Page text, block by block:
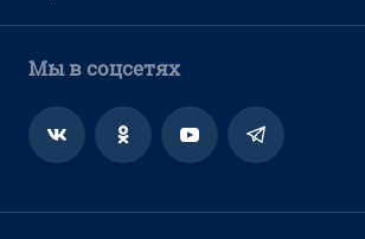
Мы в соцсетях